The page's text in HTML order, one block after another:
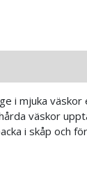
i mjuka väskor
väskor
i skåp och